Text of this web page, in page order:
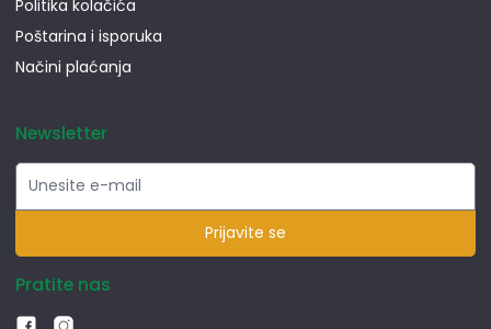
Politika kolačića
Poštarina i isporuka
Načini plaćanja
Newsletter
Prijavite se
Pratite nas